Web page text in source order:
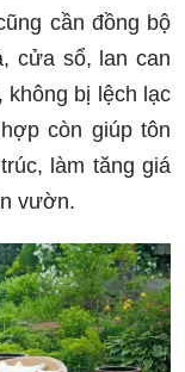
cần đồng bộ
cửa sổ, lan can
không bị lệch lạc
còn giúp tôn
làm tăng giá
vườn.